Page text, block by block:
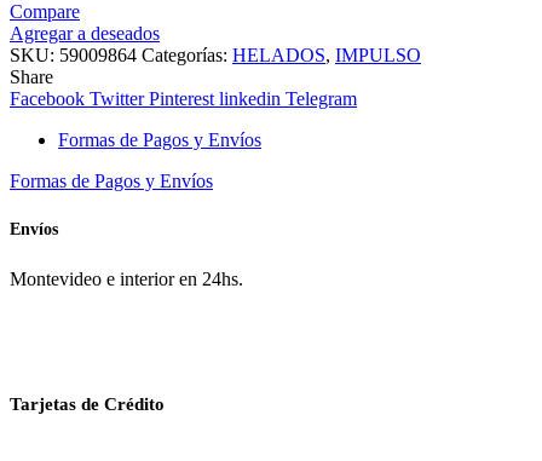
Compare
Agregar a deseados
SKU: 59009864 Categorías: HELADOS, IMPULSO
Share
Facebook Twitter Pinterest linkedin Telegram
Formas de Pagos y Envíos
Formas de Pagos y Envíos
Envíos
Montevideo e interior en 24hs.
Tarjetas de Crédito